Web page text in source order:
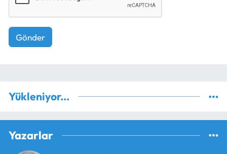
Gönder
Yükleniyor...
Yazarlar